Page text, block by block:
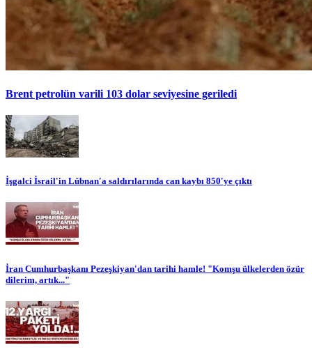
Brent petrolün varili 103 dolar seviyesine geriledi
İşgalci İsrail'in Lübnan'a saldırılarında can kaybı 850'ye çıktı
İran Cumhurbaşkanı Pezeşkiyan'dan tarihi hamle! "Komşu ülkelerden özür
dilerim, artık..."